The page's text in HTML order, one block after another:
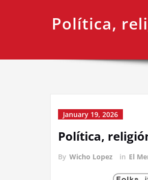
Política,
January 19, 2026
Política,
By Wicho Lopez in El